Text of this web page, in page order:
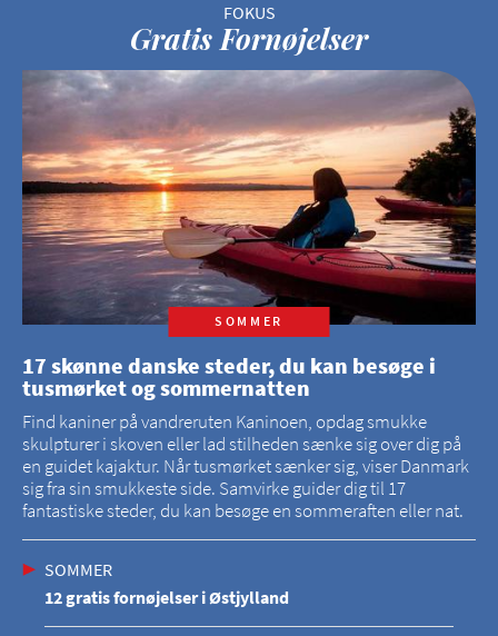
Gratis Fornøjelser
SOMMER
17 skønne danske steder, du kan besøge i
tusmørket og sommernatten
Find kaniner på vandreruten Kaninoen, opdag smukke
skulpturer i skoven eller lad stilheden sænke sig over dig på
en guidet kajaktur. Når tusmørket sænker sig, viser Danmark
sig fra sin smukkeste side. Samvirke guider dig til 17
fantastiske steder, du kan besøge en sommeraften eller nat.
SOMMER
12 gratis fornøjelser i Østjylland